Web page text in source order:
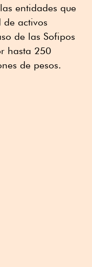
entidades que
de activos
de las Sofipos
hasta 250
de pesos.